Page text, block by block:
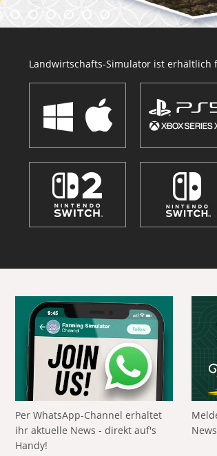
Landwirtschafts-Simulator ist erhältlich
Per WhatsApp-Channel erhaltet
ihr aktuelle News - direkt auf's
Handy!